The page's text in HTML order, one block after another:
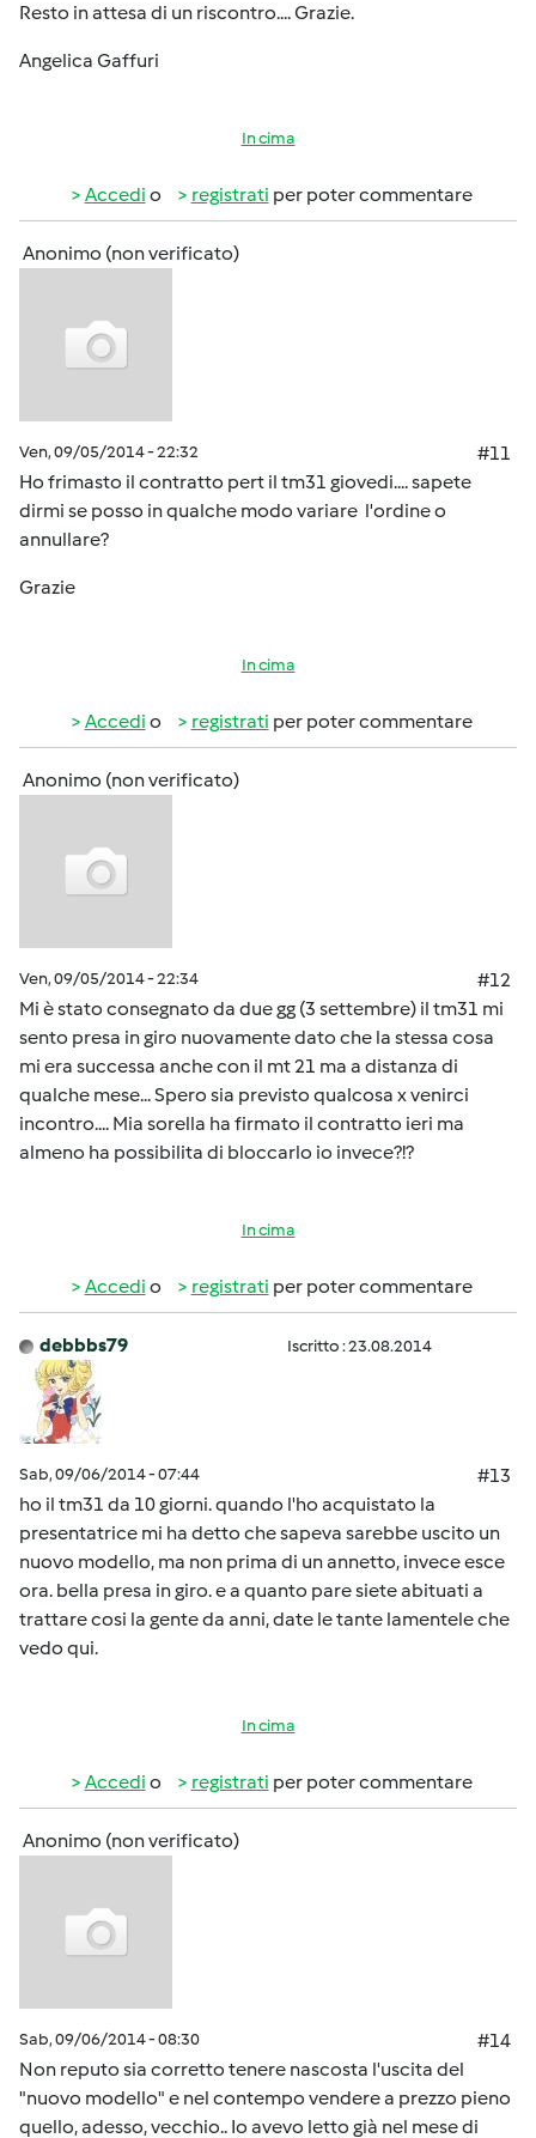
Resto in attesa di un riscontro.... Grazie.
Angelica Gaffuri
In cima
Accedi o registrati per poter commentare
Anonimo (non verificato)
Ven, 09/05/2014 - 22:32
#11
Ho frimasto il contratto pert il tm31 giovedi.... sapete
dirmi se posso in qualche modo variare l'ordine o
annullare?
Grazie
In cima
Accedi o registrati per poter commentare
Anonimo (non verificato)
Ven, 09/05/2014 - 22:34
#12
Mi è stato consegnato da due gg (3 settembre) il tm31 mi
sento presa in giro nuovamente dato che la stessa cosa
mi era successa anche con il mt 21 ma a distanza di
qualche mese... Spero sia previsto qualcosa x venirci
incontro.... Mia sorella ha firmato il contratto ieri ma
almeno ha possibilita di bloccarlo io invece?!?
In cima
Accedi o registrati per poter commentare
debbbs79 Iscritto : 23.08.2014
Sab, 09/06/2014 - 07:44
#13
ho il tm31 da 10 giorni. quando l'ho acquistato la
presentatrice mi ha detto che sapeva sarebbe uscito un
nuovo modello, ma non prima di un annetto, invece esce
ora. bella presa in giro. e a quanto pare siete abituati a
trattare cosi la gente da anni, date le tante lamentele che
vedo qui.
In cima
Accedi o registrati per poter commentare
Anonimo (non verificato)
Sab, 09/06/2014 - 08:30
#14
Non reputo sia corretto tenere nascosta l'uscita del
"nuovo modello" e nel contempo vendere a prezzo pieno
quello, adesso, vecchio.. Io avevo letto già nel mese di